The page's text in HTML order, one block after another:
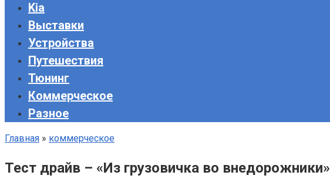
Kia
Выставки
Устройства
Путешествия
Тюнинг
Коммерческое
Разное
Главная » коммерческое
Тест драйв – «Из грузовичка во внедорожники»